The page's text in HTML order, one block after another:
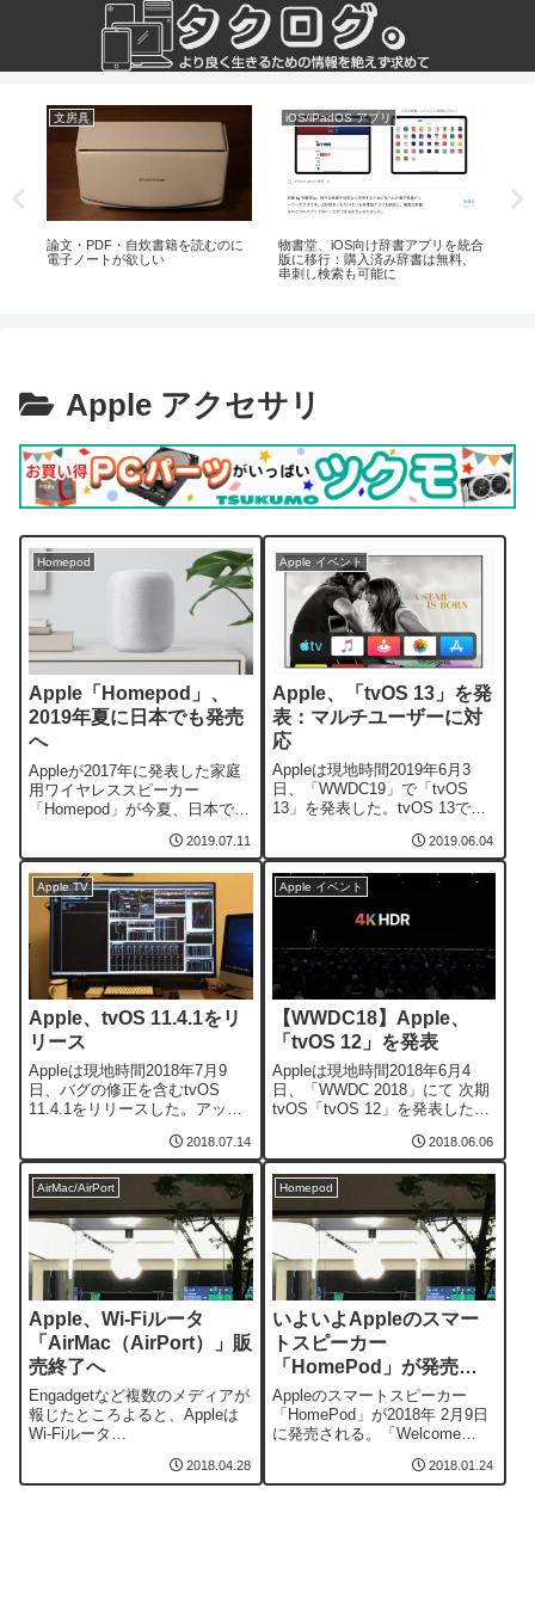
文房具
論文・PDF・自炊書籍を読むのに
電子ノートが欲しい
iOS/iPadOS アプリ
物書堂、iOS向け辞書アプリを統合
版に移行：購入済み辞書は無料、
串刺し検索も可能に
Apple アクセサリ
Homepod
Apple「Homepod」、
2019年夏に日本でも発売
へ
Appleが2017年に発表した家庭
用ワイヤレススピーカー
「Homepod」が今夏、日本でも
ラーはホワイトとスペースグレ
イの2種類で、価格は32,800円
だという。HomePodは空間認識
を使って自らの室内での位置を
感知し、それに合わせて自動的
に音を調節する機能を持ち、
2019.07.11
Apple イベント
Apple、「tvOS 13」を発
表：マルチユーザーに対
応
Appleは現地時間2019年6月3
日、「WWDC19」で「tvOS
13」を発表した。tvOS 13では
ンで、テレビ番組、映画、音
楽、写真、ゲーム、アプリケー
ションを楽しめる、Apple TV
テインメント用デバイスに簡単
に変えられるオペレ...
2019.06.04
Apple TV
Apple、tvOS 11.4.1をリ
リース
Appleは現地時間2018年7月9
日、バグの修正を含むtvOS
11.4.1をリリースした。アップ
キュリティコンテンツについ
て」によると、以下のものを改
善したという。Cookie が予期せ
ず Safari に残る可能性がある。
ローカルユーザがカーネルメモ
2018.07.14
Apple イベント
【WWDC18】Apple、
「tvOS 12」を発表
Appleは現地時間2018年6月4
日、「WWDC 2018」にて 次期
tvOS「tvOS 12」を発表した。
応、ドルビーの立体音響
（Dolby Atmos）にも対応する
ことになる。WWDC18すでに購
入した映像コンテンツは無償ア
ップデート購入済みの映像コン
2018.06.06
AirMac/AirPort
Apple、Wi-Fiルータ
「AirMac（AirPort）」販
売終了へ
Engadgetなど複数のメディアが
報じたところよると、Appleは
Wi-Fiルータ
の販売を終了するということ
だ。AppleがWi-Fiルータの開発
2018.04.28
Homepod
いよいよAppleのスマー
トスピーカー
「HomePod」が発売
へ！ 日本でのリリース
は未定
Appleのスマートスピーカー
「HomePod」が2018年 2月9日
に発売される。「Welcome
には「Order 1.26」と書かれて
いて、2018年1月26日から予約
2018.01.24